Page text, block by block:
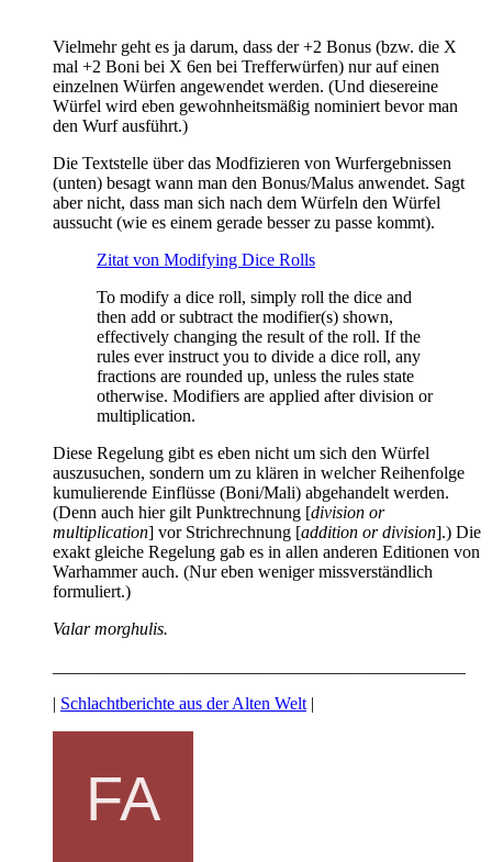
Vielmehr geht es ja darum, dass der +2 Bonus (bzw. die X
mal +2 Boni bei X 6en bei Trefferwürfen) nur auf einen
einzelnen Würfen angewendet werden. (Und diesereine
Würfel wird eben gewohnheitsmäßig nominiert bevor man
den Wurf ausführt.)
Die Textstelle über das Modfizieren von Wurfergebnissen
(unten) besagt wann man den Bonus/Malus anwendet. Sagt
aber nicht, dass man sich nach dem Würfeln den Würfel
aussucht (wie es einem gerade besser zu passe kommt).
Zitat von Modifying Dice Rolls
To modify a dice roll, simply roll the dice and
then add or subtract the modifier(s) shown,
effectively changing the result of the roll. If the
rules ever instruct you to divide a dice roll, any
fractions are rounded up, unless the rules state
otherwise. Modifiers are applied after division or
multiplication.
Diese Regelung gibt es eben nicht um sich den Würfel
auszusuchen, sondern um zu klären in welcher Reihenfolge
kumulierende Einflüsse (Boni/Mali) abgehandelt werden.
(Denn auch hier gilt Punktrechnung [division or
multiplication] vor Strichrechnung [addition or division].) Die
exakt gleiche Regelung gab es in allen anderen Editionen von
Warhammer auch. (Nur eben weniger missverständlich
formuliert.)
Valar morghulis.
| Schlachtberichte aus der Alten Welt |